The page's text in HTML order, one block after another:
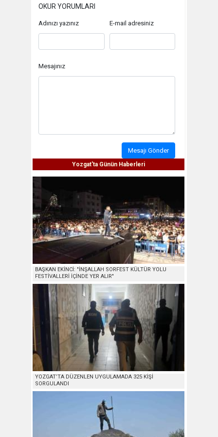
OKUR YORUMLARI
Adınızı yazınız E-mail adresiniz
Mesajınız
Mesajı Gönder
Yozgat'ta Günün Haberleri
BAŞKAN EKİNCİ: "İNŞALLAH SORFEST KÜLTÜR YOLU
FESTİVALLERİ İÇİNDE YER ALIR"
YOZGAT’TA DÜZENLEN UYGULAMADA 325 KİŞİ
SORGULANDI